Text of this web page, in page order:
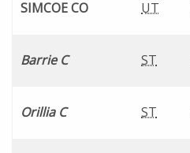
SIMCOE CO UT
Barrie C ST
Orillia C ST